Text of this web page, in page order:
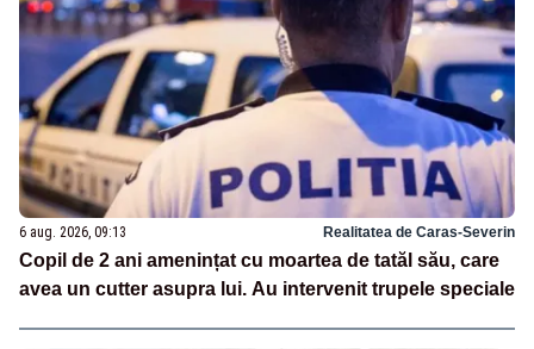
6 aug. 2026, 09:13 Realitatea de Caras-Severin
Copil de 2 ani amenințat cu moartea de tatăl său, care
avea un cutter asupra lui. Au intervenit trupele speciale